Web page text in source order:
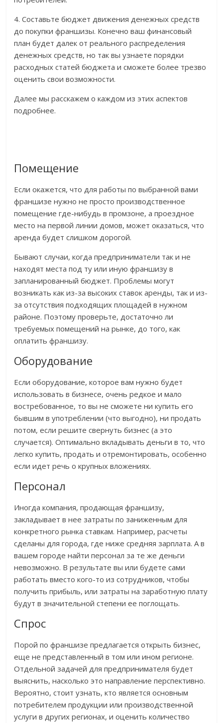
4. Составьте бюджет движения денежных средств
до покупки франшизы. Конечно ваш финансовый
план будет далек от реального распределения
денежных средств, но так вы узнаете порядки
расходных статей бюджета и сможете более трезво
оценить свои возможности.
Далее мы расскажем о каждом из этих аспектов
подробнее.
Помещение
Если окажется, что для работы по выбранной вами
франшизе нужно не просто производственное
помещение где-нибудь в промзоне, а проездное
место на первой линии домов, может оказаться, что
аренда будет слишком дорогой.
Бывают случаи, когда предприниматели так и не
находят места под ту или иную франшизу в
запланированный бюджет. Проблемы могут
возникать как из-за высоких ставок аренды, так и из-
за отсутствия подходящих площадей в нужном
районе. Поэтому проверьте, достаточно ли
требуемых помещений на рынке, до того, как
оплатить франшизу.
Оборудование
Если оборудование, которое вам нужно будет
использовать в бизнесе, очень редкое и мало
востребованное, то вы не сможете ни купить его
бывшим в употреблении (что выгодно), ни продать
потом, если решите свернуть бизнес (а это
случается). Оптимально вкладывать деньги в то, что
легко купить, продать и отремонтировать, особенно
если идет речь о крупных вложениях.
Персонал
Иногда компания, продающая франшизу,
закладывает в нее затраты по заниженным для
конкретного рынка ставкам. Например, расчеты
сделаны для города, где ниже средняя зарплата. А в
вашем городе найти персонал за те же деньги
невозможно. В результате вы или будете сами
работать вместо кого-то из сотрудников, чтобы
получить прибыль, или затраты на заработную плату
будут в значительной степени ее поглощать.
Спрос
Порой по франшизе предлагается открыть бизнес,
еще не представленный в том или ином регионе.
Отдельной задачей для предпринимателя будет
выяснить, насколько это направление перспективно.
Вероятно, стоит узнать, кто является основным
потребителем продукции или производственной
услуги в других регионах, и оценить количество